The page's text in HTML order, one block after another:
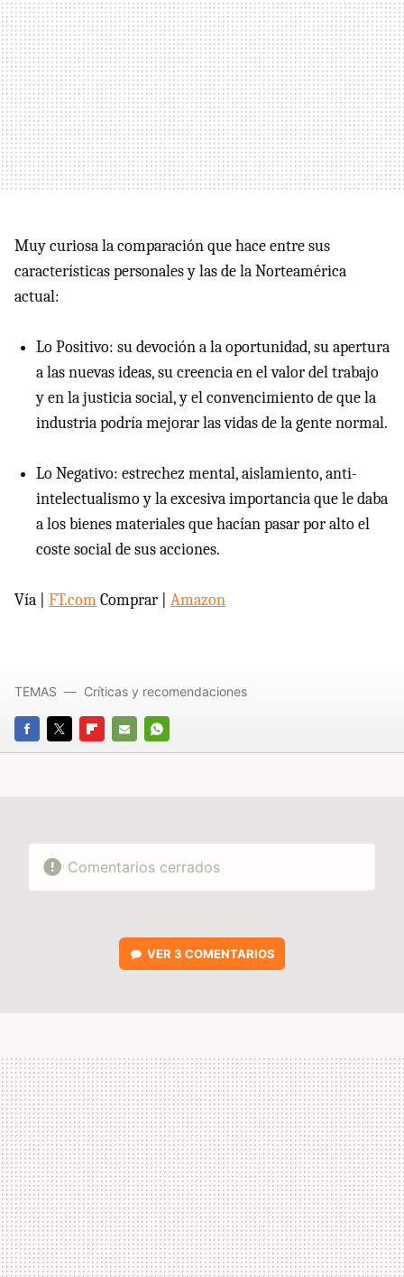
Muy curiosa la comparación que hace entre sus
características personales y las de la Norteamérica
actual:
Lo Positivo: su devoción a la oportunidad, su apertura
a las nuevas ideas, su creencia en el valor del trabajo
y en la justicia social, y el convencimiento de que la
industria podría mejorar las vidas de la gente normal.
Lo Negativo: estrechez mental, aislamiento, anti-
intelectualismo y la excesiva importancia que le daba
a los bienes materiales que hacían pasar por alto el
coste social de sus acciones.
Vía | FT.comComprar | Amazon
FACEBOOK
TWITTERFLIPBOARD
E-
WHATSAPP
TEMAS Críticas y recomendaciones
Comentarios cerrados
VER 3 COMENTARIOS